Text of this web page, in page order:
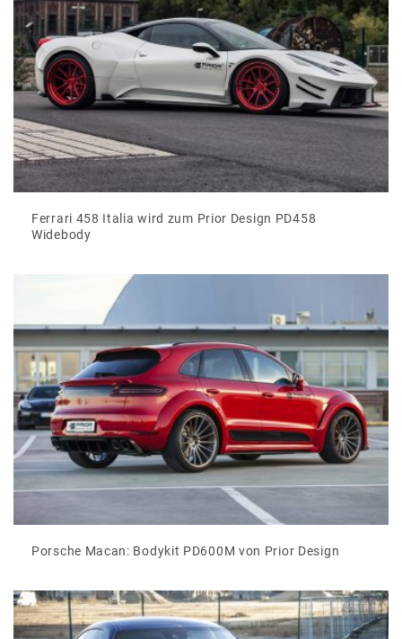
Ferrari 458 Italia wird zum Prior Design PD458
Widebody
Porsche Macan: Bodykit PD600M von Prior Design